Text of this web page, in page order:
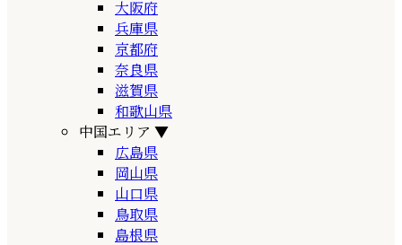
大阪府
兵庫県
京都府
奈良県
滋賀県
和歌山県
中国エリア ▼
広島県
岡山県
山口県
鳥取県
島根県